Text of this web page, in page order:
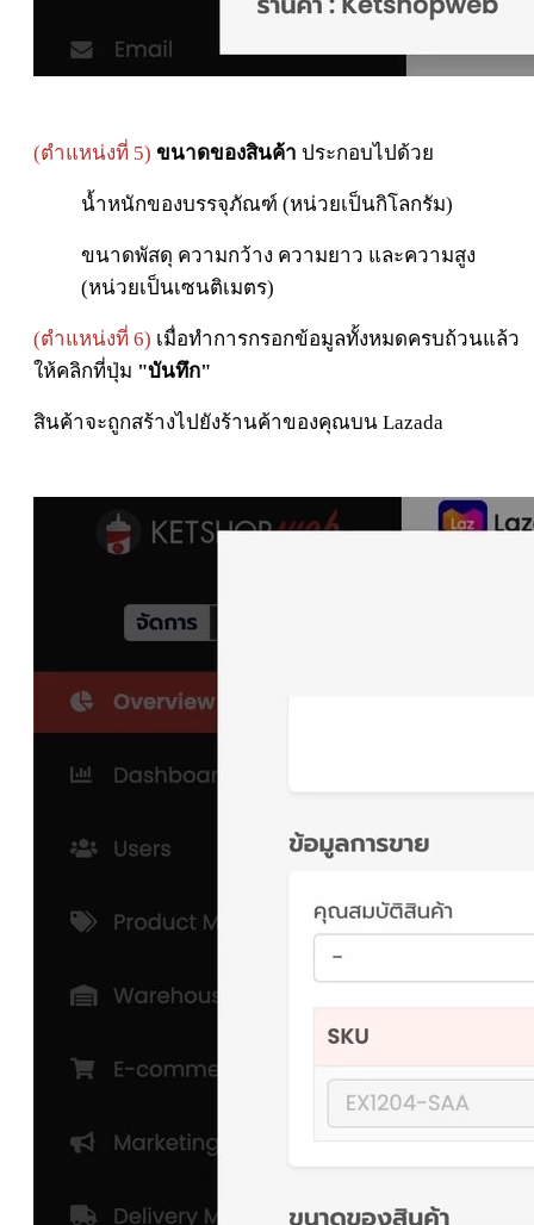
(ตำแหน่งที่ 5) ขนาดของสินค้า ประกอบไปด้วย
น้ำหนักของบรรจุภัณฑ์ (หน่วยเป็นกิโลกรัม)
ขนาดพัสดุ ความกว้าง ความยาว และความสูง
(หน่วยเป็นเซนติเมตร)
(ตำแหน่งที่ 6) เมื่อทำการกรอกข้อมูลทั้งหมดครบถ้วนแล้ว
ให้คลิกที่ปุ่ม "บันทึก"
สินค้าจะถูกสร้างไปยังร้านค้าของคุณบน Lazada